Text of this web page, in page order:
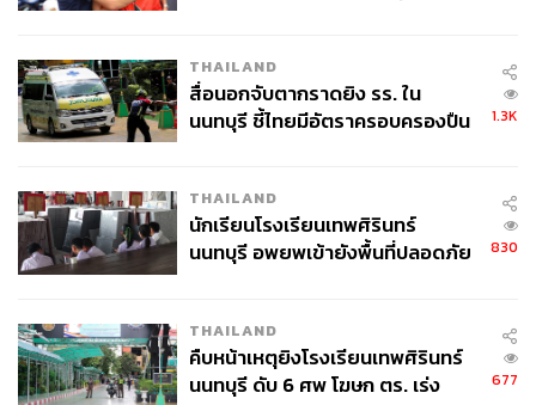
THAILAND
สื่อนอกจับตากราดยิง รร. ใน
นนทบุรี ชี้ไทยมีอัตราครอบครองปืน
1.3K
THAILAND
นักเรียนโรงเรียนเทพศิรินทร์
นนทบุรี อพยพเข้ายังพื้นที่ปลอดภัย
830
THAILAND
คืบหน้าเหตุยิงโรงเรียนเทพศิรินทร์
นนทบุรี ดับ 6 ศพ โฆษก ตร. เร่ง
677